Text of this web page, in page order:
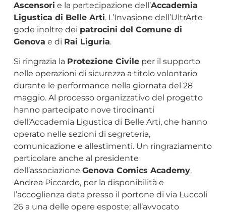
Ascensori e la partecipazione dell’Accademia
Ligustica di Belle Arti. L’Invasione dell’UltrArte
gode inoltre dei patrocini del Comune di
Genova e di Rai Liguria.
Si ringrazia la Protezione Civileper il supporto
nelle operazioni di sicurezza a titolo volontario
durante le performance nella giornata del 28
maggio. Al processo organizzativo del progetto
hanno partecipato nove tirocinanti
dell’Accademia Ligustica di Belle Arti, che hanno
operato nelle sezioni di segreteria,
comunicazione e allestimenti. Un ringraziamento
particolare anche al presidente
dell’associazione Genova Comics Academy,
Andrea Piccardo, per la disponibilità e
l’accoglienza data presso il portone di via Luccoli
26 a una delle opere esposte; all’avvocato